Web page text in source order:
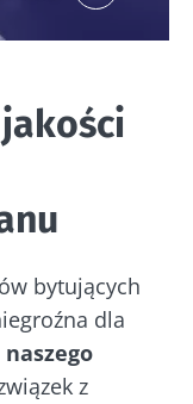
bytujących
dla
naszego
z